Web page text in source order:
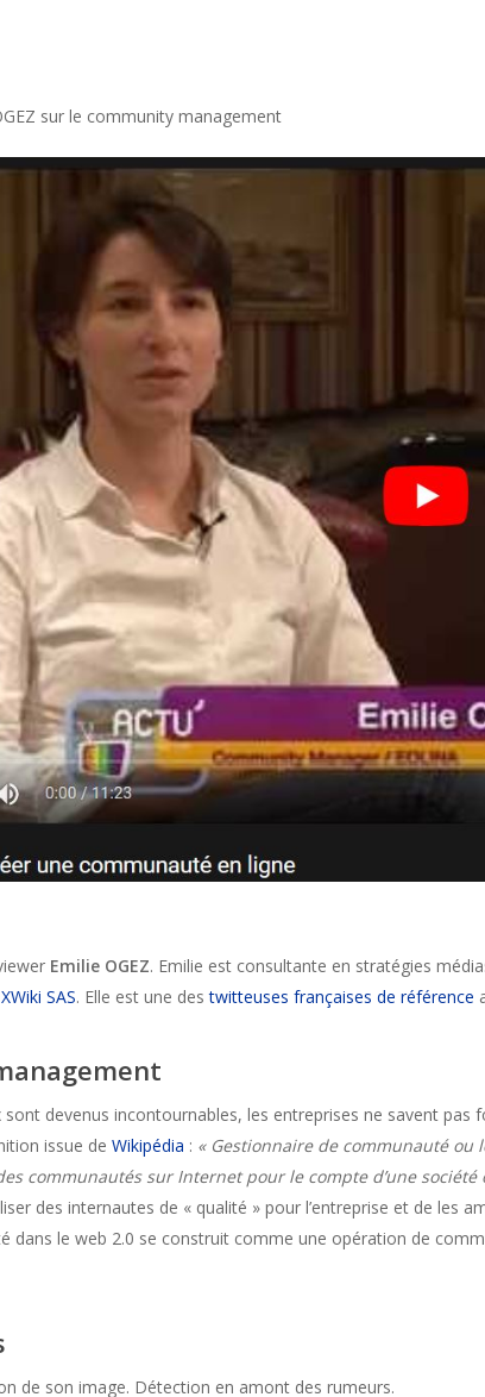
sur le community management
Emilie OGEZ. Emilie est consultante en stratégies
XWiki SAS. Elle est une destwitteuses françaises de référence
sont devenus incontournables, les entreprises ne savent pas
issue de Wikipédia : « Gestionnaire de communauté ou
communautés sur Internet pour le compte d’une société
des internautes de « qualité » pour l’entreprise et de les
dans le web 2.0 se construit comme une opération de
de son image. Détection en amont des rumeurs.